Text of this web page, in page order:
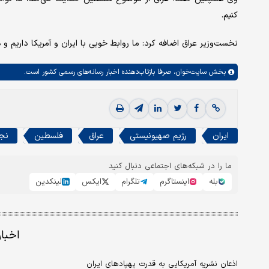
کنیم.
نخست‌وزیر عراق اضافه کرد: ما روابط خوبی با ایران و آمریکا
بخش سایت‌خوان، صرفا بازتاب‌دهنده اخبار رسانه‌های رسمی کشور است.
ایران رژیم صهیونیستی عراق فلسطین
ما را در شبکه‌های اجتماعی دنبال کنید
بله
اینستاگرم تلگرام ایکس لینکدین
اذعان نشریه آمریکایی به قدرت پهپادهای ایران